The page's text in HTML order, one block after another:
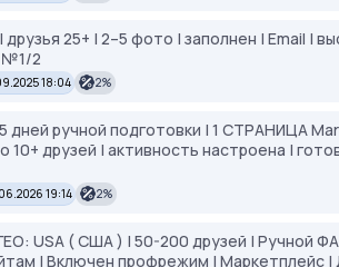
25+ | 2–5 фото | заполнен | Email |
№1/2
18:04 2%
дней ручной подготовки | 1 СТРАНИЦА
друзей | активность настроена |
19:14 2%
USA ( США ) | 50-200 друзей | Ручной
| Включен профрежим | Маркетплейс |